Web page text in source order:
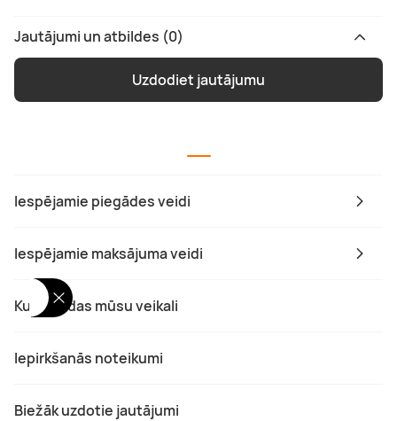
Iespējamie piegādes veidi
Iespējamie maksājuma veidi
Kur atrodas mūsu veikali
Iepirkšanās noteikumi
Biežāk uzdotie jautājumi
Jautājumi un atbildes (0)
Uzdodiet jautājumu